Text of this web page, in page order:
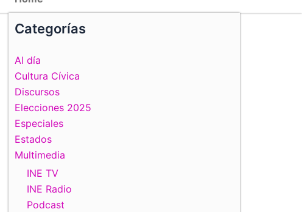
Categorías
Al día
Cultura Cívica
Discursos
Elecciones 2025
Especiales
Estados
Multimedia
INE TV
INE Radio
Podcast